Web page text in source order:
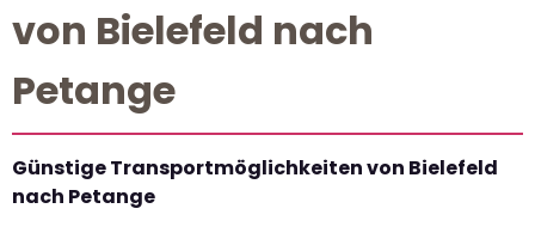
von Bielefeld nach
Petange
Günstige Transportmöglichkeiten von Bielefeld
nach Petange